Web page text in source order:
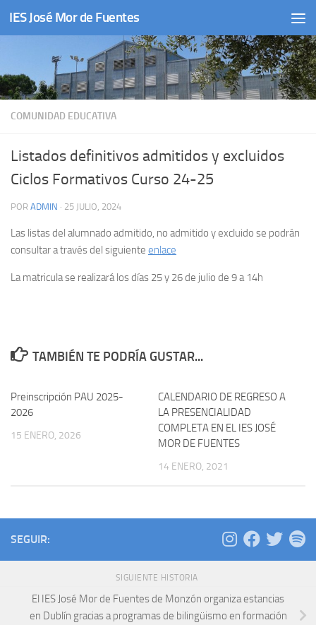
Saltar al contenido
IES José Mor de Fuentes
COMUNIDAD EDUCATIVA
Listados definitivos admitidos y excluidos
Ciclos Formativos Curso 24-25
POR ADMIN · 25 JULIO, 2024
Las listas del alumnado admitido, no admitido y excluido se podrán
consultar a través del siguiente enlace
La matricula se realizará los días 25 y 26 de julio de 9 a 14h
TAMBIÉN TE PODRÍA GUSTAR...
Preinscripción PAU 2025-
2026
15 ENERO, 2026
CALENDARIO DE REGRESO A
LA PRESENCIALIDAD
COMPLETA EN EL IES JOSÉ
MOR DE FUENTES
14 ENERO, 2021
SEGUIR:
SIGUIENTE HISTORIA
El IES José Mor de Fuentes de Monzón organiza estancias
en Dublín gracias a programas de bilingüismo en formación